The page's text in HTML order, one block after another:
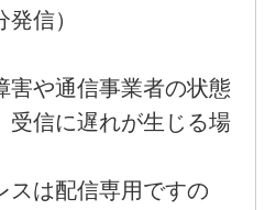
信）
や通信事業者の状態
受信に遅れが生じる場
は配信専用ですの